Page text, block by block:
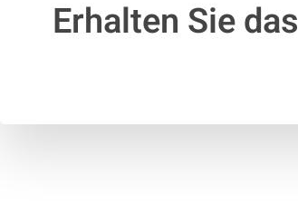
Erhalten Sie das